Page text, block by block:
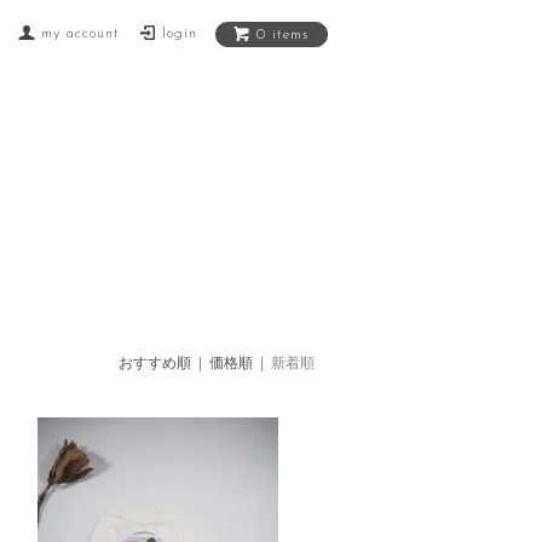
my account login 0 items
おすすめ順| 価格順| 新着順